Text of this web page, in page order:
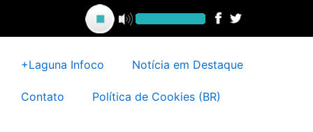
conteúdo
+Laguna Infoco Notícia em Destaque
Contato Política de Cookies (BR)